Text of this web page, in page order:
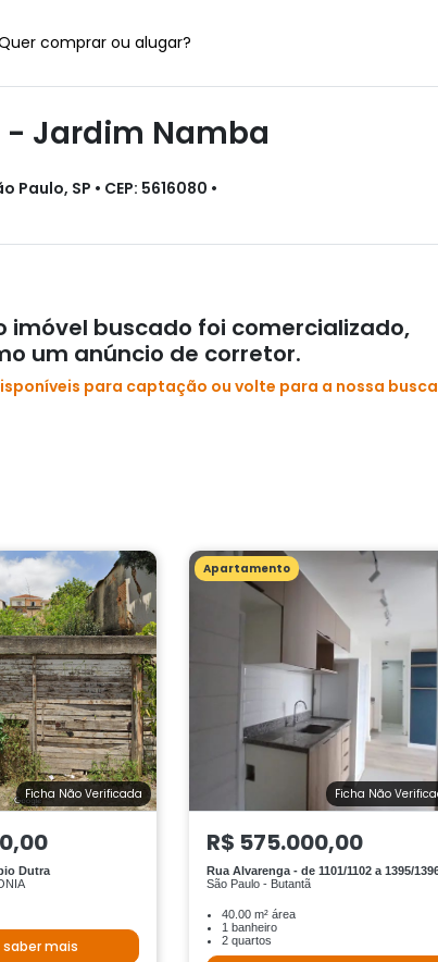
comprar ou alugar?
- Jardim Namba
SP • CEP: 5616080 •
buscado foi comercializado,
um anúncio de corretor.
para captação ou volte para a nossa
Ficha Não Verificada
Dutra
saber mais
Apartamento
Ficha Não
R$ 575.000,00
Rua Alvarenga - de 1101/1102 a 1395/
São Paulo - Butantã
40.00 m² área
1 banheiro
2 quartos